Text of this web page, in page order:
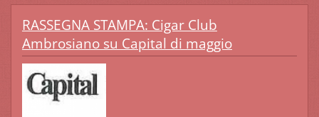
RASSEGNA STAMPA: Cigar Club
Ambrosiano su Capital di maggio